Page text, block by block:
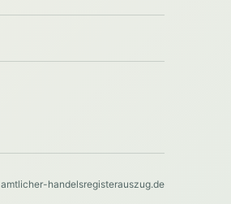
amtlicher-handelsregisterauszug.de